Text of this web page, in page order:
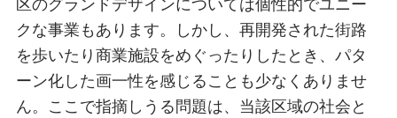
クな事業もあります。しかし、再開発された街路
を歩いたり商業施設をめぐったりしたとき、パタ
ーン化した画一性を感じることも少なくありませ
ん。ここで指摘しうる問題は、当該区域の社会と